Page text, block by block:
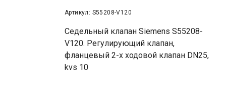
Артикул: S55208-V120
Седельный клапан Siemens S55208-
V120. Регулирующий клапан,
фланцевый 2-х ходовой клапан DN25,
kvs 10